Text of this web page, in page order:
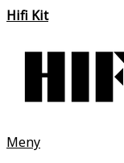
Hifi Kit
Meny